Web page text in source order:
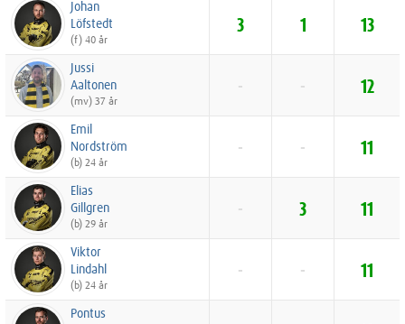
Johan
Löfstedt
(f) 40 år
3 1 13
Jussi
Aaltonen
(mv) 37 år
- - 12
Emil
Nordström
(b) 24 år
- - 11
Elias
Gillgren
(b) 29 år
- 3 11
Viktor
Lindahl
(b) 24 år
- - 11
Pontus